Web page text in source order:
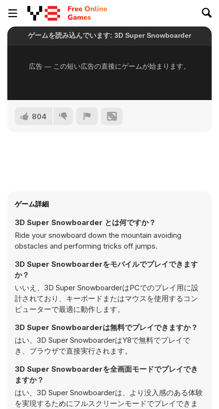
804
ゲーム詳細
3D Super Snowboarder とは何ですか？
Ride your snowboard down the mountain avoiding
obstacles and performing tricks off jumps.
3D Super Snowboarderをモバイルでプレイできます
か？
いいえ、3D Super SnowboarderはPCでのプレイ用に設
計されており、キーボードまたはマウスを使用するコン
ピューターで最適に動作します。
3D Super Snowboarderは無料でプレイできますか？
はい、3D Super SnowboarderはY8で無料でプレイで
き、ブラウザで直接実行されます。
3D Super Snowboarderを全画面モードでプレイでき
ますか？
はい、3D Super Snowboarderは、より没入感のある体験
を実現するためにフルスクリーンモードでプレイできま